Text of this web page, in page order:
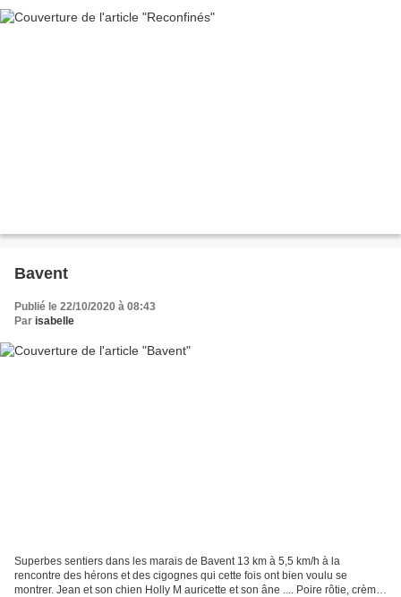
Bavent
Publié le 22/10/2020 à 08:43
Par isabelle
Superbes sentiers dans les marais de Bavent 13 km à 5,5 km/h à la
rencontre des hérons et des cigognes qui cette fois ont bien voulu se
montrer. Jean et son chien Holly M auricette et son âne .... Poire rôtie, crème